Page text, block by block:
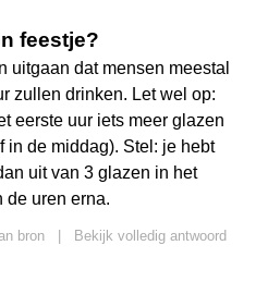
feestje?
uitgaan dat mensen meestal
zullen drinken. Let wel op:
eerste uur iets meer glazen
in de middag). Stel: je hebt
uit van 3 glazen in het
de uren erna.
bron
Bekijk volledig antwoord